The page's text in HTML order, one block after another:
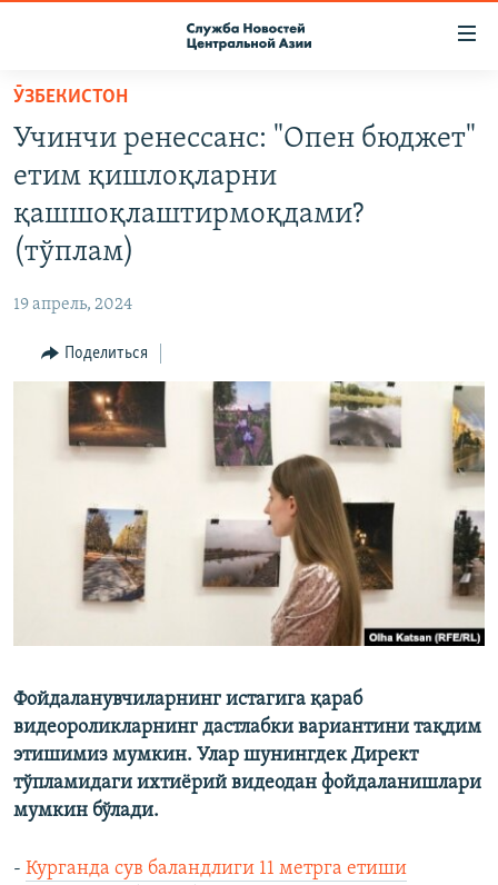
Вернуться
основному
содержанию
главной
Вернутся
поиску
RFE/RL ДИРЕКТ
МИГРАНТ МЕДИА
ӮЗБЕКИСТОН
Учинчи ренессанс: "Опен бюджет"
етим қишлоқларни
қашшоқлаштирмоқдами?
(тўплам)
19 апрель, 2024
Поделиться
Фойдаланувчиларнинг истагига қараб
видеороликларнинг дастлабки вариантини тақдим
этишимиз мумкин. Улар шунингдек Директ
тўпламидаги ихтиёрий видеодан фойдаланишлари
мумкин бўлади.
- Курганда сув баландлиги 11 метрга етиши